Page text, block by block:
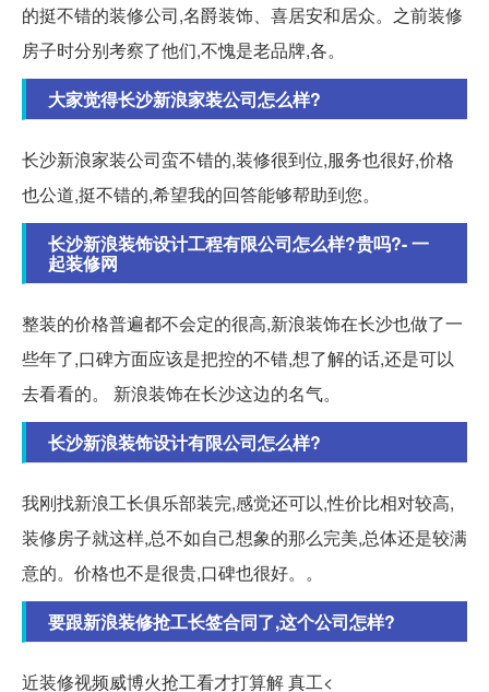
的挺不错的装修公司,名爵装饰、喜居安和居众。之前装修
房子时分别考察了他们,不愧是老品牌,各。
大家觉得长沙新浪家装公司怎么样?
长沙新浪家装公司蛮不错的,装修很到位,服务也很好,价格
也公道,挺不错的,希望我的回答能够帮助到您。
长沙新浪装饰设计工程有限公司怎么样?贵吗?- 一
起装修网
整装的价格普遍都不会定的很高,新浪装饰在长沙也做了一
些年了,口碑方面应该是把控的不错,想了解的话,还是可以
去看看的。 新浪装饰在长沙这边的名气。
长沙新浪装饰设计有限公司怎么样?
我刚找新浪工长俱乐部装完,感觉还可以,性价比相对较高,
装修房子就这样,总不如自己想象的那么完美,总体还是较满
意的。价格也不是很贵,口碑也很好。。
要跟新浪装修抢工长签合同了,这个公司怎样?
近装修视频威博火抢工看才打算解 真工<